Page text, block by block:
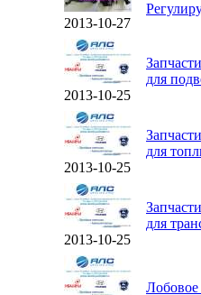
2013-10-27
2013-10-25
для
2013-10-25
для
2013-10-25
для
Лобовое